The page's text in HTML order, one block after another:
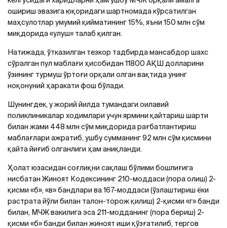
ошириш эвазига юқоридаги шартномада кўрсатилган
маҳсулотлар умумий қийматининг 15%, яъни 150 млн сўм
миқдорида «улуш» талаб қилган.
Натижада, ўтказилган тезкор тадбирда мансабдор шахс
сўралган пул маблағи ҳисобидан 11800 АҚШ долларини
ўзининг турмуш ўртоғи орқали олган вақтида унинг
ноқонуний ҳаракати фош бўлади.
Шунингдек, у жорий йилда тумандаги оилавий
поликлиникалар ходимлари учун ярмини қайтариш шарти
билан жами 448 млн сўм миқдорида рағбатлантириш
маблағлари ажратиб, ушбу сумманинг 92 млн сўм қисмини
қайта йиғиб олганлиги ҳам аниқланди.
Ҳолат юзасидан соғлиқни сақлаш бўлими бошлиғига
нисбатан Жиноят Кодексининг 210-моддаси (пора олиш) 2-
қисми «б», «в» бандлари ва 167-моддаси (ўзлаштириш ёки
растрата йўли билан талон-торож қилиш) 2-қисми «г» банди
билан, МЧЖ вакилига эса 211-модданинг (пора бериш) 2-
қисми «б» банди билан жиноят иши қўзғатилиб, тергов